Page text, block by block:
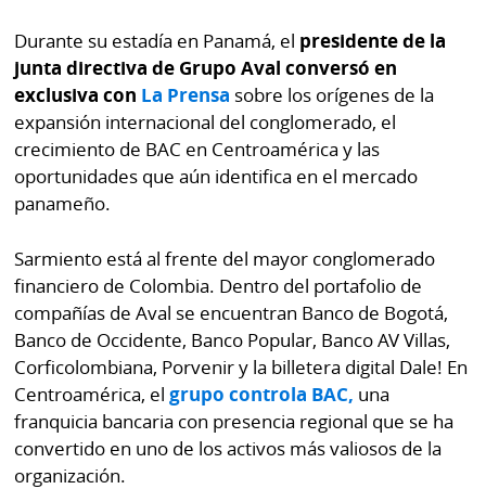
Repregunta
Durante su estadía en Panamá, el presidente de la
junta directiva de Grupo Aval conversó en
exclusiva con La Prensa sobre los orígenes de la
expansión internacional del conglomerado, el
crecimiento de BAC en Centroamérica y las
oportunidades que aún identifica en el mercado
panameño.
Sarmiento está al frente del mayor conglomerado
financiero de Colombia. Dentro del portafolio de
compañías de Aval se encuentran Banco de Bogotá,
Banco de Occidente, Banco Popular, Banco AV Villas,
Corficolombiana, Porvenir y la billetera digital Dale! En
Centroamérica, el grupo controla BAC, una
franquicia bancaria con presencia regional que se ha
convertido en uno de los activos más valiosos de la
organización.